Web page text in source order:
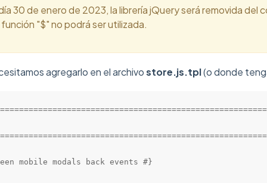
30 de enero de 2023, la librería jQuery será removida del
"$" no podrá ser utilizada.
agregarlo en el archivostore.js.tpl(o donde
mobile modals back events #}